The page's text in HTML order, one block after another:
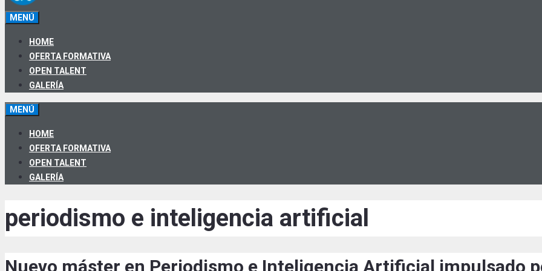
MENÚ
HOME
OFERTA FORMATIVA
OPEN TALENT
GALERÍA
MENÚ
HOME
OFERTA FORMATIVA
OPEN TALENT
GALERÍA
periodismo e inteligencia artificial
Nuevo máster en Periodismo e Inteligencia Artificial impulsado